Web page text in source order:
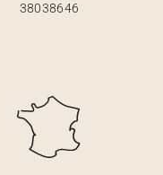
38038646